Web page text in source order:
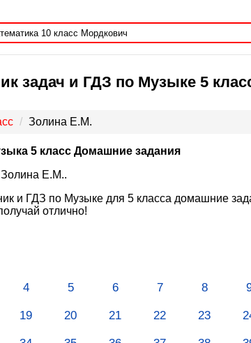
задач и ГДЗ по Музыке 5
Золина Е.М.
5 класс Домашние задания
Золина Е.М..
и ГДЗ по Музыке для 5 класса домашние
отлично!
4 5 6 7 8
19 20 21 22 23